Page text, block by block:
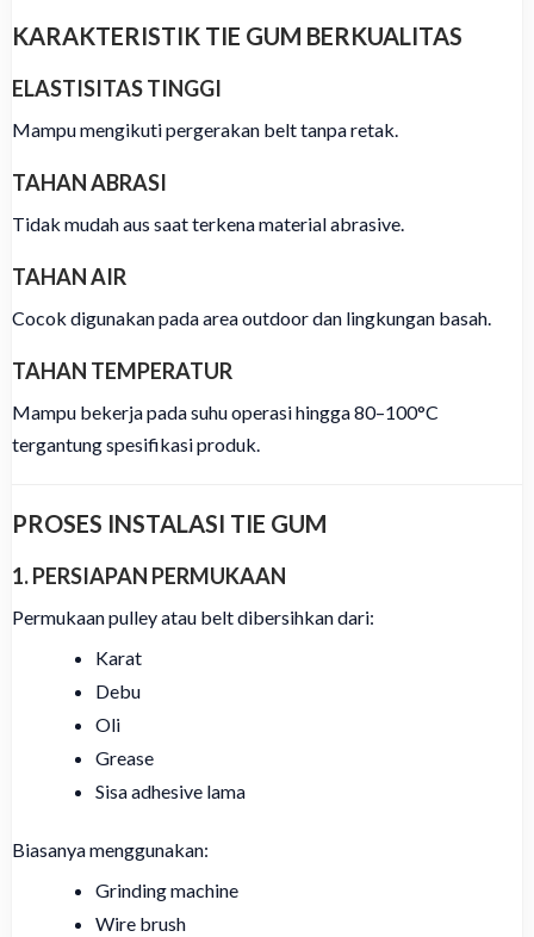
KARAKTERISTIK TIE GUM BERKUALITAS
ELASTISITAS TINGGI
Mampu mengikuti pergerakan belt tanpa retak.
TAHAN ABRASI
Tidak mudah aus saat terkena material abrasive.
TAHAN AIR
Cocok digunakan pada area outdoor dan lingkungan basah.
TAHAN TEMPERATUR
Mampu bekerja pada suhu operasi hingga 80–100°C
tergantung spesifikasi produk.
PROSES INSTALASI TIE GUM
1. PERSIAPAN PERMUKAAN
Permukaan pulley atau belt dibersihkan dari:
Karat
Debu
Oli
Grease
Sisa adhesive lama
Biasanya menggunakan:
Grinding machine
Wire brush